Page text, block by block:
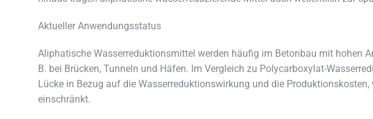
Aktueller Anwendungsstatus
Aliphatische Wasserreduktionsmittel werden häufig im Betonbau mit hohen
B. bei Brücken, Tunneln und Häfen. Im Vergleich zu Polycarboxylat-
Lücke in Bezug auf die Wasserreduktionswirkung und die
einschränkt.